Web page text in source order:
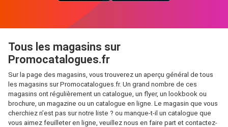
Tous les magasins sur
Promocatalogues.fr
Sur la page des magasins, vous trouverez un aperçu général de tous
les magasins sur Promocatalogues.fr. Un grand nombre de ces
magasins ont régulièrement un catalogue, un flyer, un lookbook ou
brochure, un magazine ou un catalogue en ligne. Le magasin que vous
cherchiez n’est pas sur notre liste ? ou manque-t-il un catalogue que
vous aimez feuilleter en ligne, veuillez nous en faire part et contactez-